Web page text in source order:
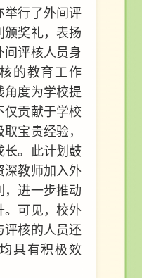
举行了外间评
颁奖礼，表扬
间评核人员身
的教育工作
角度为学校提
仅贡献于学校
宝贵经验，
长。此计划鼓
深教师加入外
，进一步推动
。可见，校外
评核的人员还
具有积极效